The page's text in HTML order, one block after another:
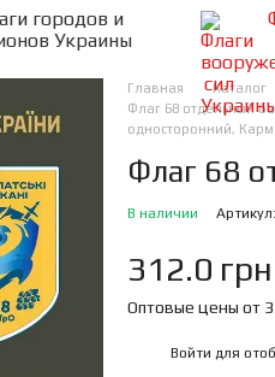
городов и
Украины
Главная Каталог
Флаг 68 отдельный
односторонний,
Флаг 68
В наличии
312.0 грн
Оптовые цены от
Войти для